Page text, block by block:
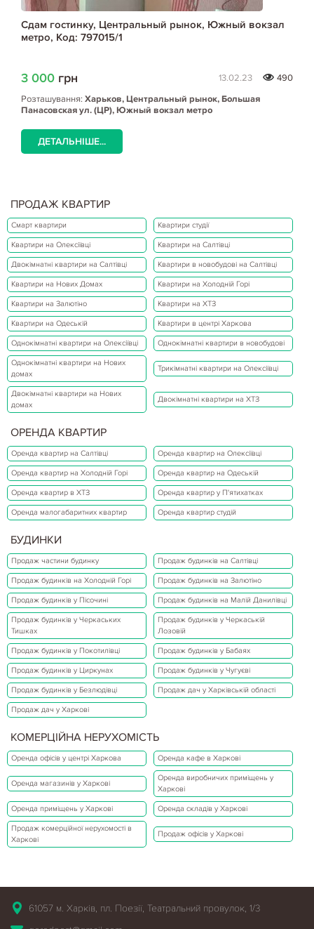
Сдам гостинку, Центральный рынок, Южный вокзал
метро, Код: 797015/1
3 000 грн 13.02.23
490
Розташування: Харьков, Центральный рынок, Большая
Панасовская ул. (ЦР), Южный вокзал метро
ДЕТАЛЬНІШЕ...
ПРОДАЖ КВАРТИР
Смарт квартири Квартири студії
Квартири на Олексіївці Квартири на Салтівці
Двокімнатні квартири на Салтівці Квартири в новобудові на Салтівці
Квартири на Нових Домах Квартири на Холодній Горі
Квартири на Залютіно Квартири на ХТЗ
Квартири на Одеській Квартири в центрі Харкова
Однокімнатні квартири на Олексіївці Однокімнатні квартири в новобудові
Однокімнатні квартири на Нових
домах
Трикімнатні квартири на Олексіївці
Двокімнатні квартири на Нових
домах
Двокімнатні квартири на ХТЗ
ОРЕНДА КВАРТИР
Оренда квартир на Салтівці Оренда квартир на Олексіївці
Оренда квартир на Холодній Горі Оренда квартир на Одеській
Оренда квартир в ХТЗ Оренда квартир у П'ятихатках
Оренда малогабаритних квартир Оренда квартир студій
БУДИНКИ
Продаж частини будинку Продаж будинків на Салтівці
Продаж будинків на Холодній Горі Продаж будинків на Залютіно
Продаж будинків у Пісочині Продаж будинків на Малій Данилівці
Продаж будинків у Черкаських
Тишках
Продаж будинків у Черкаській
Лозовій
Продаж будинків у Покотилівці Продаж будинків у Бабаях
Продаж будинків у Циркунах Продаж будинків у Чугуєві
Продаж будинків у Безлюдівці Продаж дач у Харківській області
Продаж дач у Харкові
КОМЕРЦІЙНА НЕРУХОМІСТЬ
Оренда офісів у центрі Харкова Оренда кафе в Харкові
Оренда магазинів у Харкові
Оренда виробничих приміщень у
Харкові
Оренда приміщень у Харкові Оренда складів у Харкові
Продаж комерційної нерухомості в
Харкові
Продаж офісів у Харкові
61057 м. Харків, пл. Поезії, Театральний провулок, 1/3